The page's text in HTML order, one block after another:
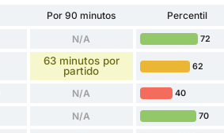
Por 90 minutos
Percentil
N/A 72
63 minutos por
partido
62
N/A 40
N/A 70